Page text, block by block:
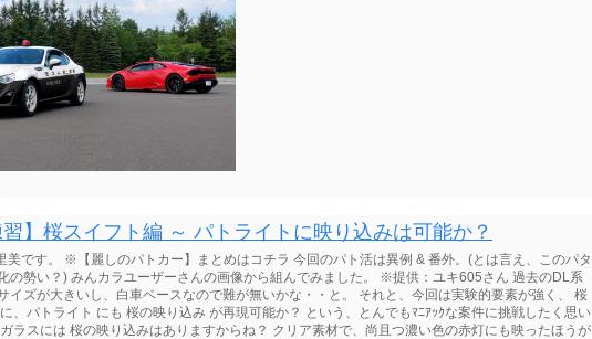
習】桜スイフト編 ～ パトライトに映り込みは可能か？
美です。 ※【麗しのパトカー】まとめはコチラ 今回のパト活は異例 & 番外。(とは言え、このパタ
の勢い？) みんカラユーザーさんの画像から組んでみました。 ※提供：ユキ605さん 過去のDL系
イズが大きいし、白車ベースなので難が無いかな・・と。 それと、今回は実験的要素が強く、 桜
、パトライト にも 桜の映り込み が再現可能か？ という、とんでもﾏﾆｱｯｸな案件に挑戦したく思い
ラスには 桜の映り込みはありますからね？ クリア素材で、尚且つ濃い色の赤灯にも映ったほうが